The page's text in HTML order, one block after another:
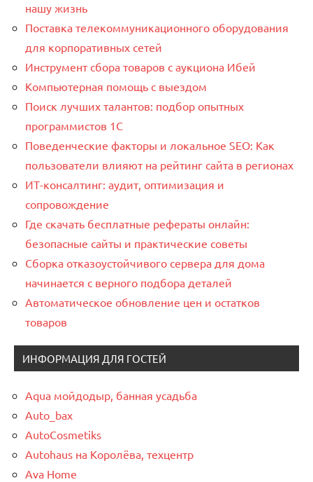
нашу жизнь
Поставка телекоммуникационного оборудования
для корпоративных сетей
Инструмент сбора товаров с аукциона Ибей
Компьютерная помощь с выездом
Поиск лучших талантов: подбор опытных
программистов 1C
Поведенческие факторы и локальное SEO: Как
пользователи влияют на рейтинг сайта в регионах
ИТ-консалтинг: аудит, оптимизация и
сопровождение
Где скачать бесплатные рефераты онлайн:
безопасные сайты и практические советы
Сборка отказоустойчивого сервера для дома
начинается с верного подбора деталей
Автоматическое обновление цен и остатков
товаров
ИНФОРМАЦИЯ ДЛЯ ГОСТЕЙ
Aqua мойдодыр, банная усадьба
Auto_bax
AutoCosmetiks
Autohaus на Королёва, техцентр
Ava Home